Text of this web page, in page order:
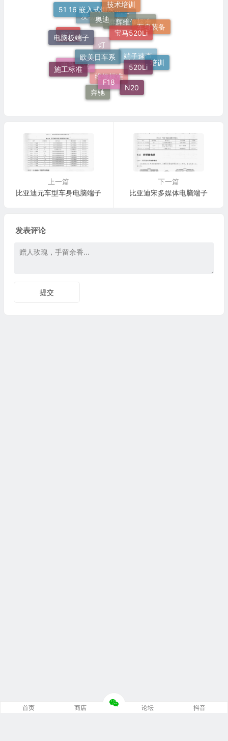
欧美日车系
F18
520Li
宝马520Li
奥迪
电脑板端子
施工标准
奔驰 N20
培训
车身装备
技术培训
51 16 嵌入式烟灰缸托架
宝马
电路速查
维修标准
端子速查
群辉维修标准
发动机电脑端子
灯
上一篇
比亚迪元车型车身电脑端子
下一篇
比亚迪宋多媒体电脑端子
发表评论
首页 商店 论坛 抖音